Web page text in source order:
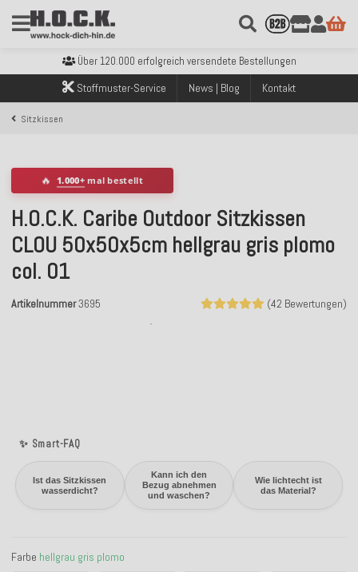
Kostenloser Versand innerhalb Deutschlands ab 99€ Bestellwert
Sicher bezahlen mit Klarna, PayPal & Amazon Pay
Kostenloser Versand innerhalb Deutschlands ab 99€ Bestellwert
Über 120.000 erfolgreich versendete Bestellungen
Sicher bezahlen mit Klarna, PayPal & Amazon Pay
Kostenloser Versand innerhalb Deutschlands ab 99€ Bestellwert
Stoffmuster-Service News | Blog Kontakt
Sitzkissen
✨ Smart-FAQ
Ist das Sitzkissen
wasserdicht?
Kann ich den
Bezug abnehmen
und waschen?
Wie lichtecht ist
das Material?
🔥 1.000+mal bestellt
H.O.C.K. Caribe Outdoor Sitzkissen
CLOU 50x50x5cm hellgrau gris plomo
col. 01
(42 Bewertungen)
Artikelnummer3695
Farbe hellgrau gris plomo